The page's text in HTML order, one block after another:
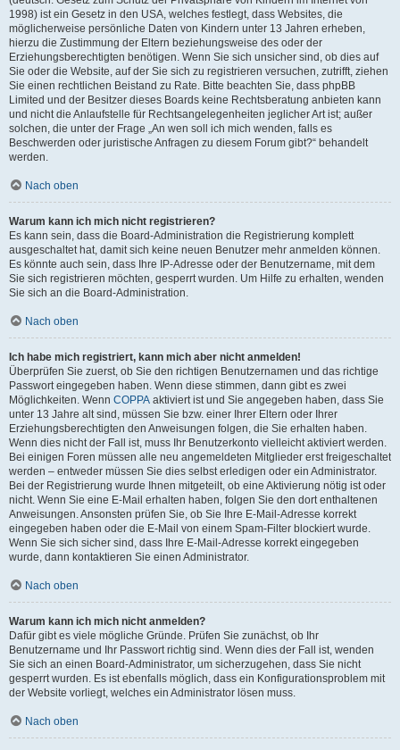
1998) ist ein Gesetz in den USA, welches festlegt, dass Websites, die
möglicherweise persönliche Daten von Kindern unter 13 Jahren erheben,
hierzu die Zustimmung der Eltern beziehungsweise des oder der
Erziehungsberechtigten benötigen. Wenn Sie sich unsicher sind, ob dies auf
Sie oder die Website, auf der Sie sich zu registrieren versuchen, zutrifft, ziehen
Sie einen rechtlichen Beistand zu Rate. Bitte beachten Sie, dass phpBB
Limited und der Besitzer dieses Boards keine Rechtsberatung anbieten kann
und nicht die Anlaufstelle für Rechtsangelegenheiten jeglicher Art ist; außer
solchen, die unter der Frage „An wen soll ich mich wenden, falls es
Beschwerden oder juristische Anfragen zu diesem Forum gibt?“ behandelt
werden.
Nach oben
Warum kann ich mich nicht registrieren?
Es kann sein, dass die Board-Administration die Registrierung komplett
ausgeschaltet hat, damit sich keine neuen Benutzer mehr anmelden können.
Es könnte auch sein, dass Ihre IP-Adresse oder der Benutzername, mit dem
Sie sich registrieren möchten, gesperrt wurden. Um Hilfe zu erhalten, wenden
Sie sich an die Board-Administration.
Nach oben
Ich habe mich registriert, kann mich aber nicht anmelden!
Überprüfen Sie zuerst, ob Sie den richtigen Benutzernamen und das richtige
Passwort eingegeben haben. Wenn diese stimmen, dann gibt es zwei
Möglichkeiten. Wenn COPPA aktiviert ist und Sie angegeben haben, dass Sie
unter 13 Jahre alt sind, müssen Sie bzw. einer Ihrer Eltern oder Ihrer
Erziehungsberechtigten den Anweisungen folgen, die Sie erhalten haben.
Wenn dies nicht der Fall ist, muss Ihr Benutzerkonto vielleicht aktiviert werden.
Bei einigen Foren müssen alle neu angemeldeten Mitglieder erst freigeschaltet
werden – entweder müssen Sie dies selbst erledigen oder ein Administrator.
Bei der Registrierung wurde Ihnen mitgeteilt, ob eine Aktivierung nötig ist oder
nicht. Wenn Sie eine E-Mail erhalten haben, folgen Sie den dort enthaltenen
Anweisungen. Ansonsten prüfen Sie, ob Sie Ihre E-Mail-Adresse korrekt
eingegeben haben oder die E-Mail von einem Spam-Filter blockiert wurde.
Wenn Sie sich sicher sind, dass Ihre E-Mail-Adresse korrekt eingegeben
wurde, dann kontaktieren Sie einen Administrator.
Nach oben
Warum kann ich mich nicht anmelden?
Dafür gibt es viele mögliche Gründe. Prüfen Sie zunächst, ob Ihr
Benutzername und Ihr Passwort richtig sind. Wenn dies der Fall ist, wenden
Sie sich an einen Board-Administrator, um sicherzugehen, dass Sie nicht
gesperrt wurden. Es ist ebenfalls möglich, dass ein Konfigurationsproblem mit
der Website vorliegt, welches ein Administrator lösen muss.
Nach oben